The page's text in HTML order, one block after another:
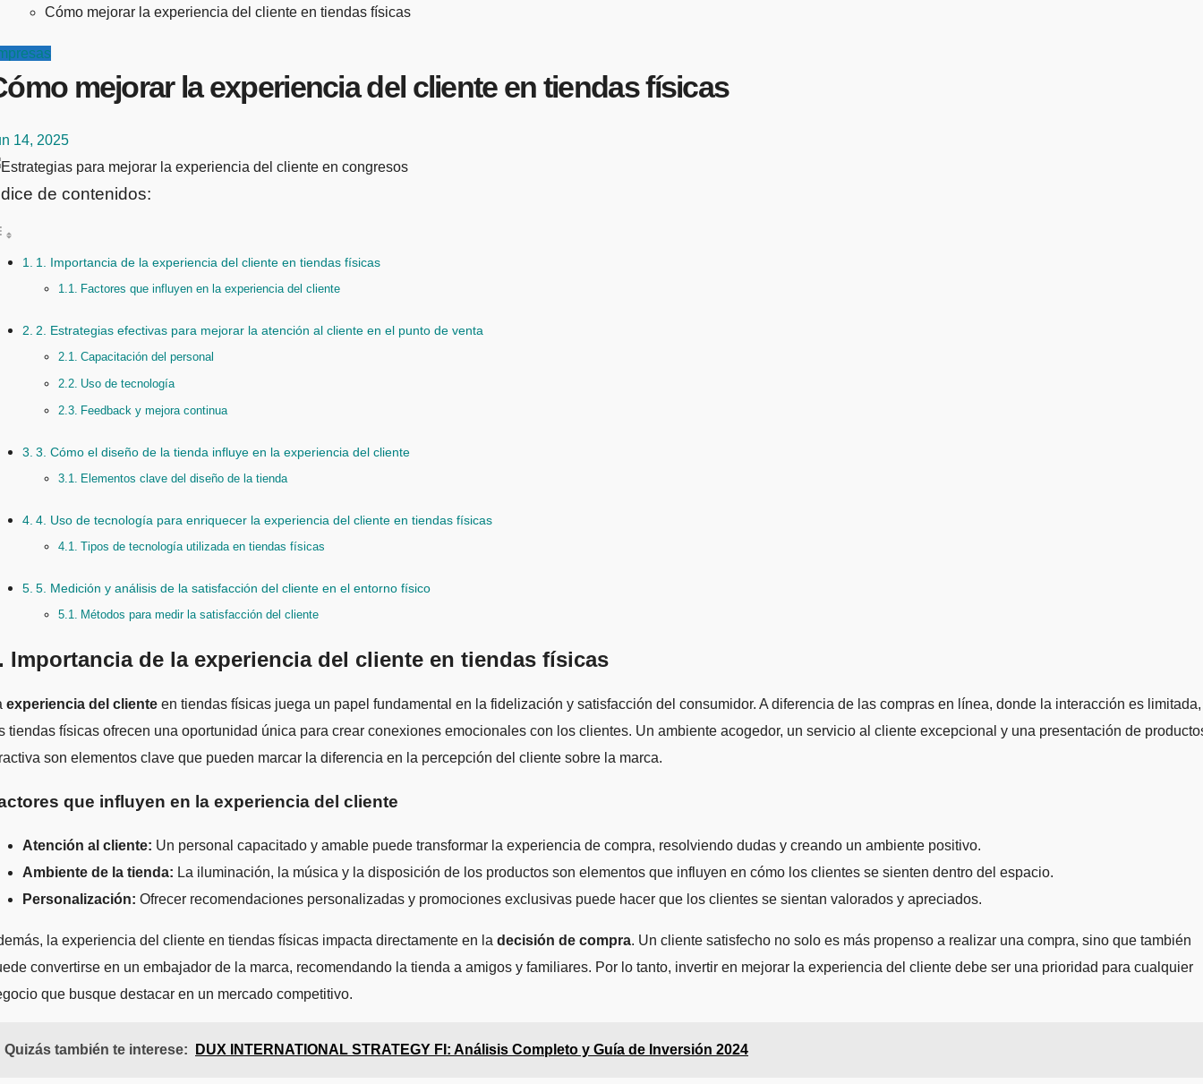
Cómo mejorar la experiencia del cliente en tiendas físicas
mejorar la experiencia del cliente en tiendas físicas
14, 2025
de contenidos:
1. Importancia de la experiencia del cliente en tiendas físicas
Factores que influyen en la experiencia del cliente
2. Estrategias efectivas para mejorar la atención al cliente en el punto de venta
Capacitación del personal
Uso de tecnología
Feedback y mejora continua
3. Cómo el diseño de la tienda influye en la experiencia del cliente
Elementos clave del diseño de la tienda
4. Uso de tecnología para enriquecer la experiencia del cliente en tiendas físicas
Tipos de tecnología utilizada en tiendas físicas
5. Medición y análisis de la satisfacción del cliente en el entorno físico
Métodos para medir la satisfacción del cliente
Importancia de la experiencia del cliente en tiendas físicas
experiencia del cliente en tiendas físicas juega un papel fundamental en la fidelización y satisfacción del consumidor. A diferencia de las compras en línea, donde la interacción es limitada,
tiendas físicas ofrecen una oportunidad única para crear conexiones emocionales con los clientes. Un ambiente acogedor, un servicio al cliente excepcional y una presentación de
son elementos clave que pueden marcar la diferencia en la percepción del cliente sobre la marca.
que influyen en la experiencia del cliente
Atención al cliente: Un personal capacitado y amable puede transformar la experiencia de compra, resolviendo dudas y creando un ambiente positivo.
Ambiente de la tienda: La iluminación, la música y la disposición de los productos son elementos que influyen en cómo los clientes se sienten dentro del espacio.
Personalización: Ofrecer recomendaciones personalizadas y promociones exclusivas puede hacer que los clientes se sientan valorados y apreciados.
la experiencia del cliente en tiendas físicas impacta directamente en la decisión de compra. Un cliente satisfecho no solo es más propenso a realizar una compra, sino que también
convertirse en un embajador de la marca, recomendando la tienda a amigos y familiares. Por lo tanto, invertir en mejorar la experiencia del cliente debe ser una prioridad para cualquier
que busque destacar en un mercado competitivo.
Quizás también te interese: DUX INTERNATIONAL STRATEGY FI: Análisis Completo y Guía de Inversión 2024